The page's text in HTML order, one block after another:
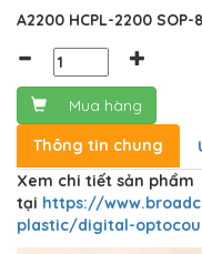
A2200 HCPL-2200
Mua hàng
Thông tin chung
Xem chi tiết sản phẩm
tại https://
plastic/digital-